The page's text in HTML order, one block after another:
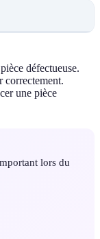
défectueuse.
correctement.
une pièce
lors du